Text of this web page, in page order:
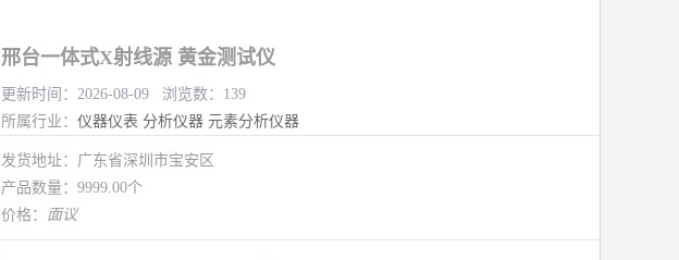
邢台一体式X射线源 黄金测试仪
更新时间：2026-08-09 浏览数：139
所属行业： 仪器仪表 分析仪器 元素分析仪器
发货地址：广东省深圳市宝安区
产品数量：9999.00个
价格： 面议